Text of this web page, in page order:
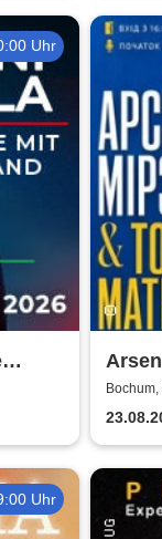
Uhr
-
Uhr